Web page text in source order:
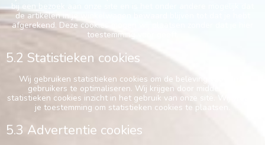
bij een bezoek aan onze site en is het onder andere mogelijk dat
de artikelen in je winkelwagen bewaard blijven tot dat je hebt
afgerekend. Deze cookies mogen wij plaatsen zonder dat je hier
toestemming voor geeft.
5.2 Statistieken cookies
Wij gebruiken statistieken cookies om de beleving voor onze
gebruikers te optimaliseren. Wij krijgen door middel van
statistieken cookies inzicht in het gebruik van onze site. Wij vragen
je toestemming om statistieken cookies te plaatsen.
5.3 Advertentie cookies